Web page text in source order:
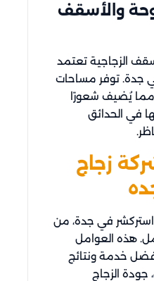
والأسقف
الزجاجية تعتمد
جدة. توفر مساحات
يُضيف شعورًا
في الحدائق
زجاج
في جدة، من
هذه العوامل
خدمة ونتائج
الزجاج